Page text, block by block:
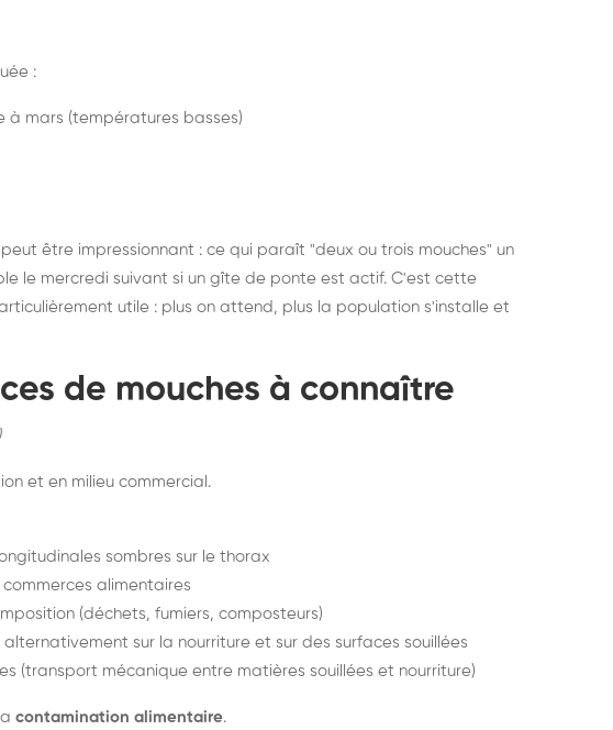
:
à mars (températures basses)
être impressionnant : ce qui paraît "deux ou trois mouches" un
le mercredi suivant si un gîte de ponte est actif. C'est cette
utile : plus on attend, plus la population s'installe et
de mouches à connaître
et en milieu commercial.
sombres sur le thorax
alimentaires
(déchets, fumiers, composteurs)
alternativement sur la nourriture et sur des surfaces souillées
(transport mécanique entre matières souillées et nourriture)
contamination alimentaire.